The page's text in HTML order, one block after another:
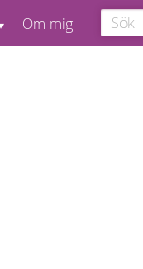
Om mig